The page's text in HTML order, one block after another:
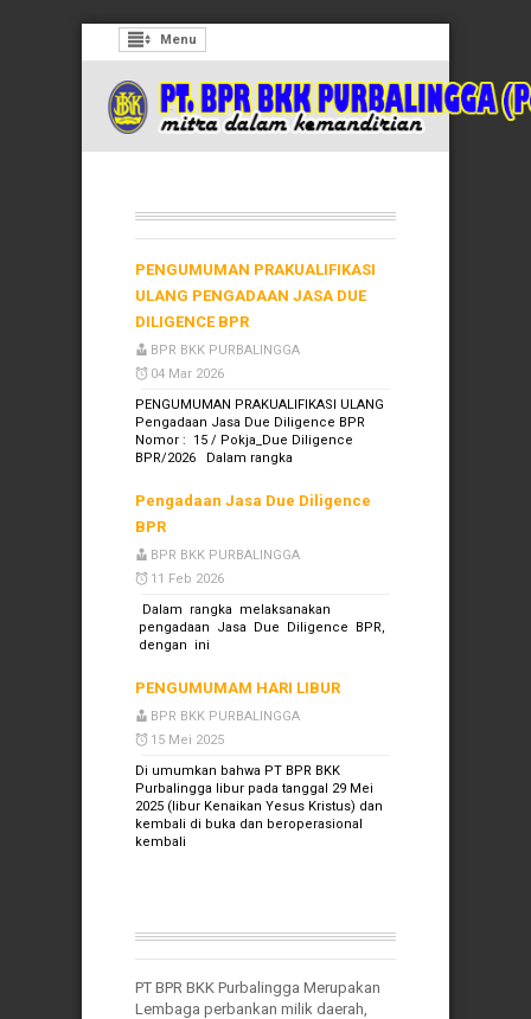
Menu
PENGUMUMAN PRAKUALIFIKASI
ULANG PENGADAAN JASA DUE
DILIGENCE BPR
BPR BKK PURBALINGGA
04 Mar 2026
PENGUMUMAN PRAKUALIFIKASI ULANG
Pengadaan Jasa Due Diligence BPR
Nomor : 15 / Pokja_Due Diligence
BPR/2026 Dalam rangka
Pengadaan Jasa Due Diligence
BPR
BPR BKK PURBALINGGA
11 Feb 2026
Dalam rangka melaksanakan
pengadaan Jasa Due Diligence BPR,
dengan ini
PENGUMUMAM HARI LIBUR
BPR BKK PURBALINGGA
15 Mei 2025
Di umumkan bahwa PT BPR BKK
Purbalingga libur pada tanggal 29 Mei
2025 (libur Kenaikan Yesus Kristus) dan
kembali di buka dan beroperasional
kembali
PT BPR BKK Purbalingga Merupakan
Lembaga perbankan milik daerah,